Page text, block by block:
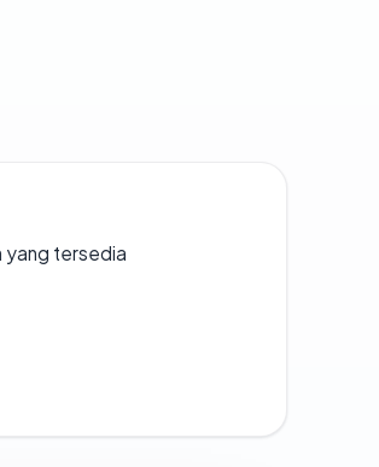
yang tersedia